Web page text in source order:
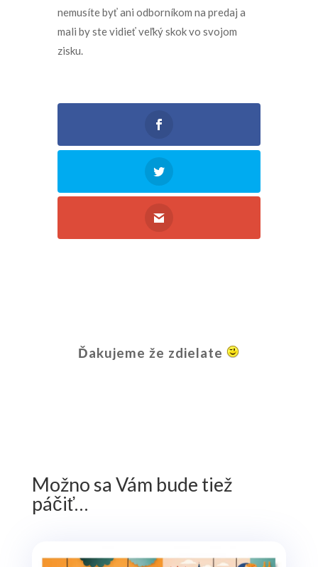
nemusíte byť ani odborníkom na predaj a
mali by ste vidieť veľký skok vo svojom
zisku.
Ďakujeme že zdielate
Možno sa Vám bude tiež
páčiť…